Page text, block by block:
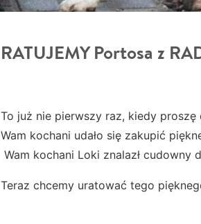
RATUJEMY Portosa z
To już nie pierwszy raz, kiedy
Wam kochani udało się zakupić
Wam kochani Loki znalazł
Teraz chcemy uratować tego